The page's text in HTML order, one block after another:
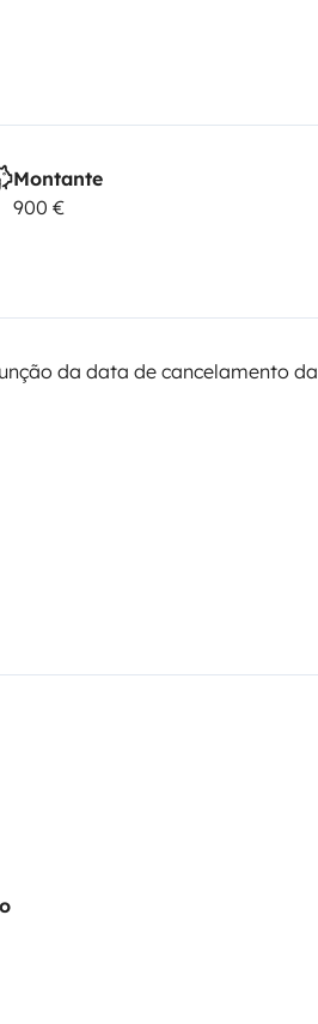
Montante
900 €
da data de cancelamento da